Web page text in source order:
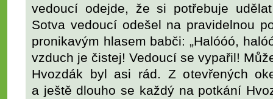
vedoucí odejde, že si potřebuje
Sotva vedoucí odešel na pravidelnou
pronikavým hlasem babči: „Halóóó,
vzduch je čistej! Vedoucí se vypařil!
Hvozdák byl asi rád. Z otevřených
a ještě dlouho se každý na potkání